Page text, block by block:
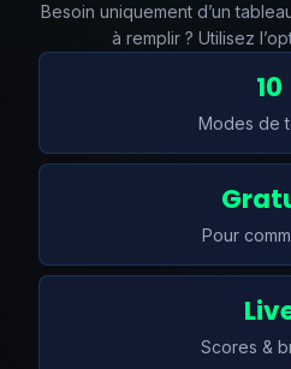
Besoin uniquement d’un
à remplir ? Utilisez
10
Modes de
Pour
Scores &